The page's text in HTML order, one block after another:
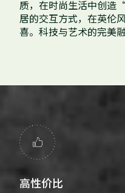
质，在时尚生活中创
居的交互方式，在英伦
喜。科技与艺术的完美

高性价比